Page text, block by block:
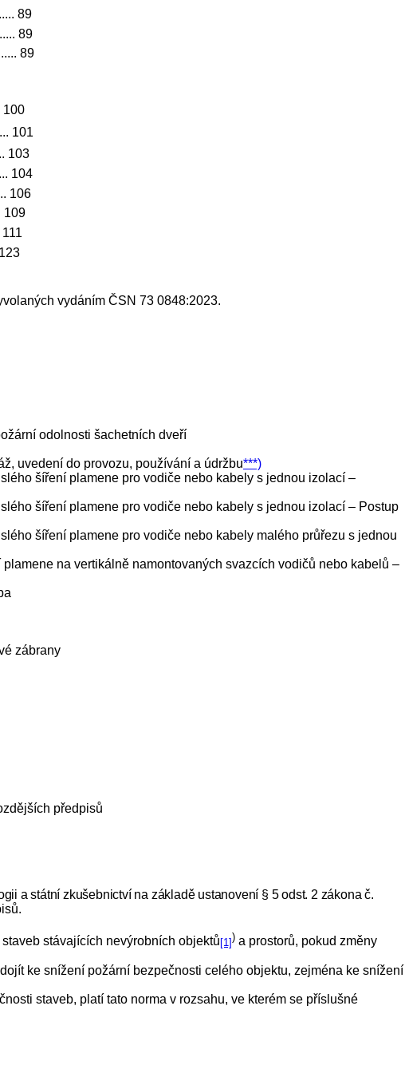
89
89
89
100
101
103
104
106
109
vydáním ČSN 73 0848:2023.
odolnosti šachetních dveří
uvedení do provozu, používání a údržbu***)
šíření plamene pro vodiče nebo kabely s jednou izolací –
šíření plamene pro vodiče nebo kabely s jednou izolací – Postup
šíření plamene pro vodiče nebo kabely malého průřezu s jednou
na vertikálně namontovaných svazcích vodičů nebo kabelů –
zábrany
předpisů
a státní zkušebnictví na základě ustanovení § 5 odst. 2 zákona č.
stávajících nevýrobních objektů[1]) a prostorů, pokud změny
ke snížení požární bezpečnosti celého objektu, zejména ke snížení
staveb, platí tato norma v rozsahu, ve kterém se příslušné